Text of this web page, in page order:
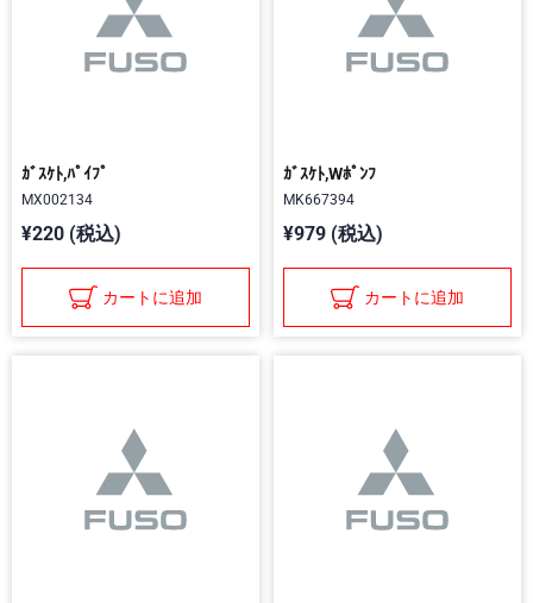
ｶﾞｽｹﾄ,ﾊﾟｲﾌﾟ
MX002134
¥220 (税込)
カートに追加
ｶﾞｽｹﾄ,Wﾎﾟﾝﾌ
MK667394
¥979 (税込)
カートに追加